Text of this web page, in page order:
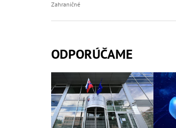
Zahraničné
ODPORÚČAME